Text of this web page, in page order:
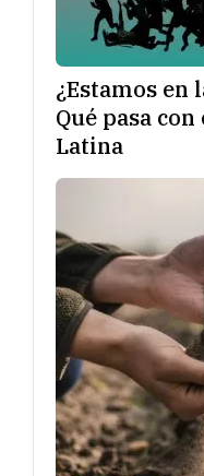
¿Estamos en
Qué pasa
Latina